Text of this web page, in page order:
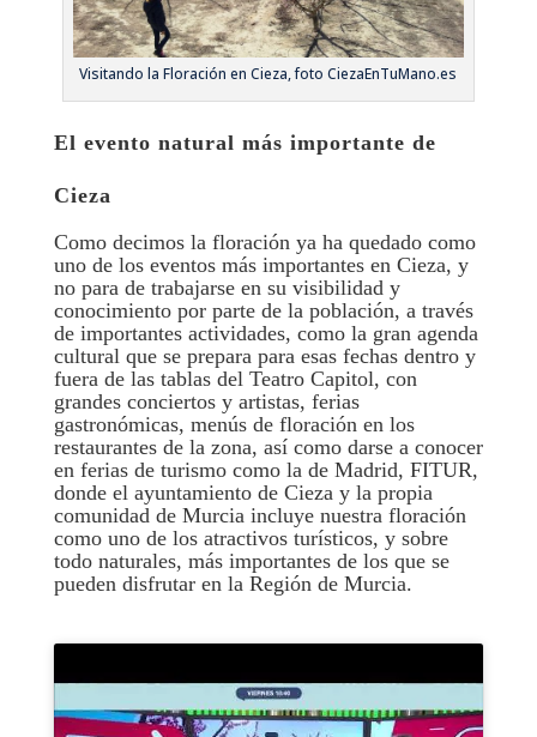
Visitando la Floración en Cieza, foto CiezaEnTuMano.es
El evento natural más importante de
Cieza
Como decimos la floración ya ha quedado como
uno de los eventos más importantes en Cieza, y
no para de trabajarse en su visibilidad y
conocimiento por parte de la población, a través
de importantes actividades, como la gran agenda
cultural que se prepara para esas fechas dentro y
fuera de las tablas del Teatro Capitol, con
grandes conciertos y artistas, ferias
gastronómicas, menús de floración en los
restaurantes de la zona, así como darse a conocer
en ferias de turismo como la de Madrid, FITUR,
donde el ayuntamiento de Cieza y la propia
comunidad de Murcia incluye nuestra floración
como uno de los atractivos turísticos, y sobre
todo naturales, más importantes de los que se
pueden disfrutar en la Región de Murcia.